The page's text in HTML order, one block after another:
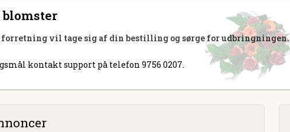
vil tage sig af din bestilling og sørge for udbringningen.
kontakt support på telefon 9756 0207.